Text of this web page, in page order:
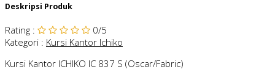
Deskripsi Produk
Rating : 0/5
Kategori : Kursi Kantor Ichiko
Kursi Kantor ICHIKO IC 837 S (Oscar/Fabric)